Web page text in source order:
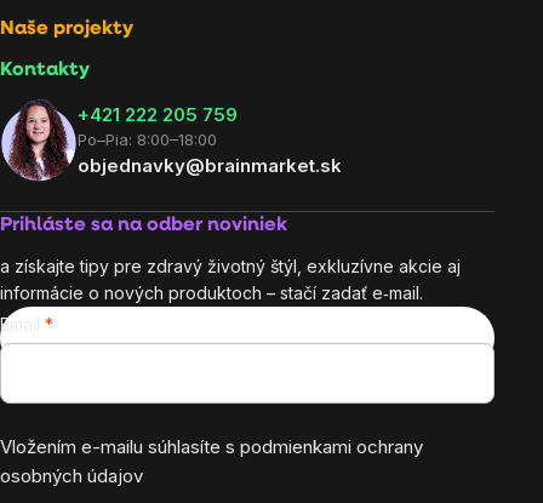
Naše projekty
Kontakty
+421 222 205 759
Po–Pia: 8:00–18:00
objednavky@brainmarket.sk
Prihláste sa na odber noviniek
a získajte tipy pre zdravý životný štýl, exkluzívne akcie aj
informácie o nových produktoch – stačí zadať e‑mail.
Email
Vložením e-mailu súhlasíte s podmienkami ochrany
osobných údajov